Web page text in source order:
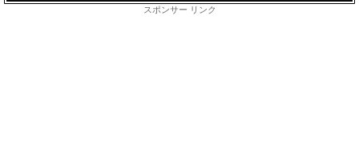
スポンサー リンク